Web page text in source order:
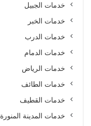
خدمات الجبيل
خدمات الخبر
خدمات الدرب
خدمات الدمام
خدمات الرياض
خدمات الطائف
خدمات القطيف
خدمات المدينة المنورة